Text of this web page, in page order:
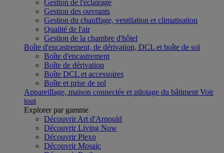
Gestion de l'éclairage
Gestion des ouvrants
Gestion du chauffage, ventilation et climatisation
Qualité de l'air
Gestion de la chambre d'hôtel
Boîte d'encastrement, de dérivation, DCL et boîte de sol
Boîte d'encastrement
Boîte de dérivation
Boîte DCL et accessoires
Boîte et prise de sol
Appareillage, maison connectée et pilotage du bâtiment Voir
tout
Explorer par gamme
Découvrir Art d'Arnould
Découvrir Living Now
Découvrir Plexo
Découvrir Mosaic